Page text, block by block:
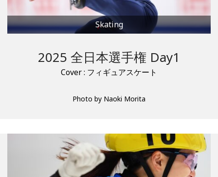
Skating
2025 全日本選手権 Day1
Cover : フィギュアスケート
Photo by Naoki Morita